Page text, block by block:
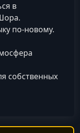
в
по‑новому.
собственных